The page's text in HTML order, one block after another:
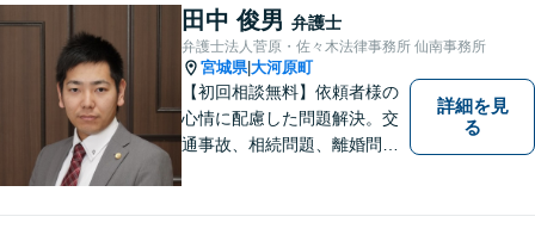
った」と思っていただけるよ
うに全力を尽くしていきま
す。
田中 俊男 弁護士
弁護士法人菅原・佐々木法律事務所 仙南事務所
宮城県|大河原町
【初回相談無料】依頼者様の
心情に配慮した問題解決。交
通事故、相続問題、離婚問題
籍。お困りの方はお気軽にご
詳細を見
る